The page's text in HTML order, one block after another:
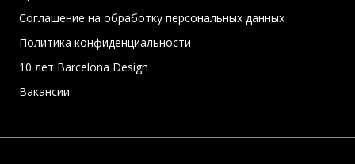
Соглашение на обработку персональных данных
Политика конфиденциальности
10 лет Barcelona Design
Вакансии